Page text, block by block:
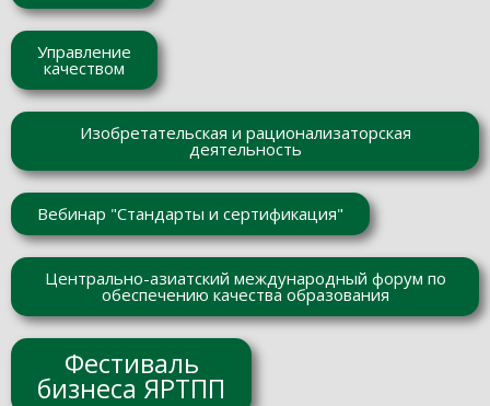
Управление
качеством
Изобретательская и рационализаторская
деятельность
Вебинар "Стандарты и сертификация"
Центрально-азиатский международный форум по
обеспечению качества образования
Фестиваль
бизнеса ЯРТПП